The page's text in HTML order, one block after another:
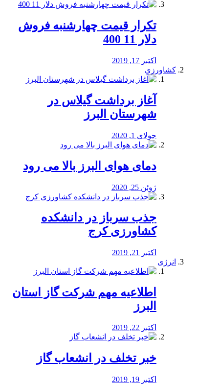
تکرار قیمت چهارشنبه فروش
دلار 11 400
اکتبر 17, 2019
کشاورزی
آغاز برداشت گیلاس در
شهرستان البرز
جولای 1, 2020
دمای هوای البرز بالا می رود
ژوئن 25, 2020
جذب سرباز در دانشکده
کشاورزی کرج
اکتبر 21, 2019
انرژی
️اطلاعیه مهم شرکت گاز استان
البرز
اکتبر 22, 2019
خبر تخلف در انشعاب گاز
اکتبر 19, 2019